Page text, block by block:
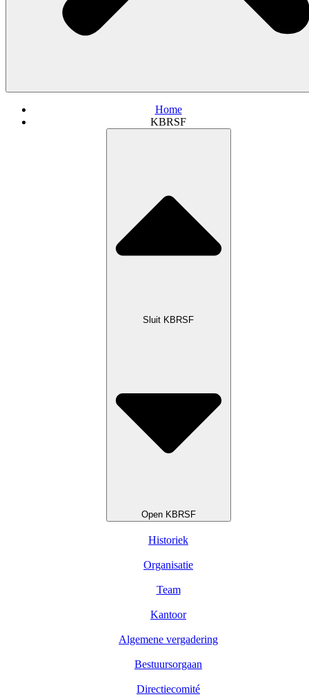
Home
KBRSF
Sluit KBRSF
Open KBRSF
Historiek
Organisatie
Team
Kantoor
Algemene vergadering
Bestuursorgaan
Directiecomité